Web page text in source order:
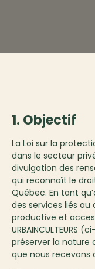
1. Objectif
La Loi sur la
dans le secteur
divulgation des
qui reconnaît le
Québec. En tant
des services liés
productive et
URBAINCULTEURS
préserver la nature
que nous recevons